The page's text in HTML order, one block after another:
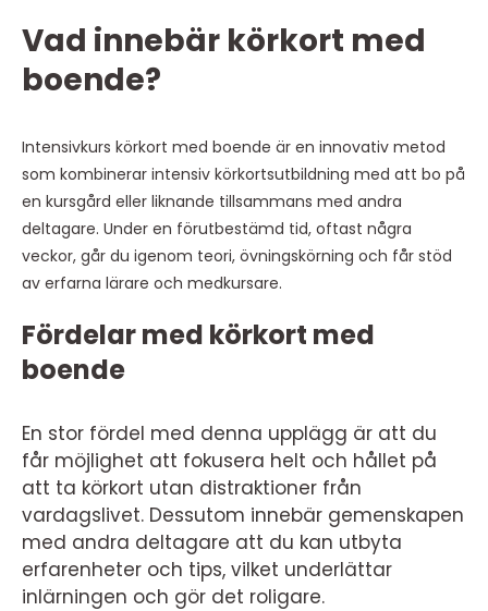
Vad innebär körkort med
boende?
Intensivkurs körkort med boende är en innovativ metod
som kombinerar intensiv körkortsutbildning med att bo på
en kursgård eller liknande tillsammans med andra
deltagare. Under en förutbestämd tid, oftast några
veckor, går du igenom teori, övningskörning och får stöd
av erfarna lärare och medkursare.
Fördelar med körkort med
boende
En stor fördel med denna upplägg är att du
får möjlighet att fokusera helt och hållet på
att ta körkort utan distraktioner från
vardagslivet. Dessutom innebär gemenskapen
med andra deltagare att du kan utbyta
erfarenheter och tips, vilket underlättar
inlärningen och gör det roligare.